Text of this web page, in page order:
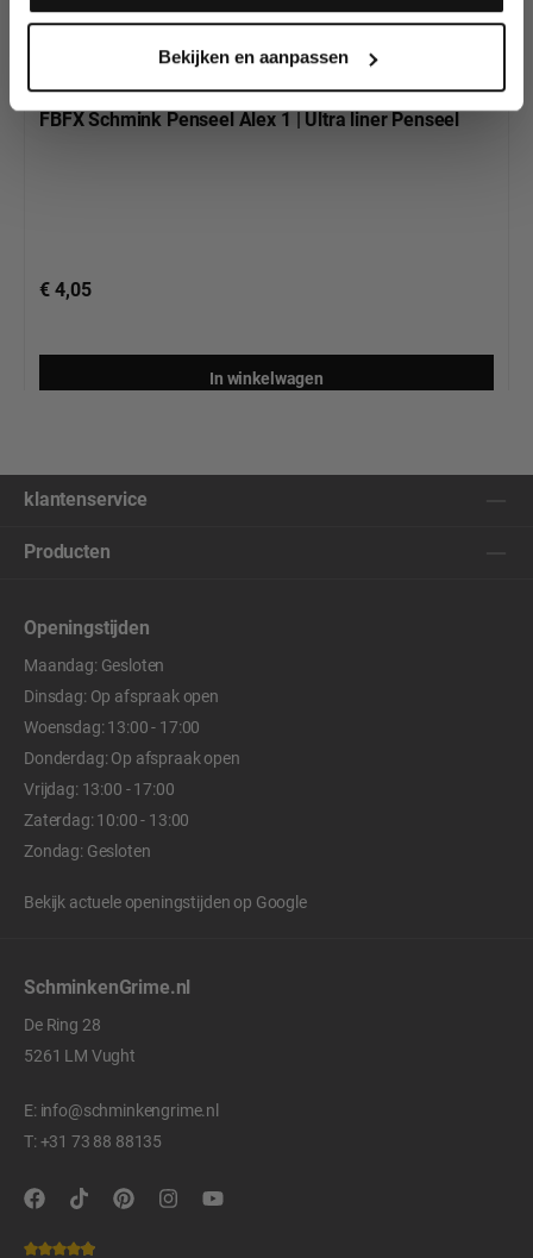
Bekijken en aanpassen
FBFX Schmink Penseel Alex 1 | Ultra liner Penseel
€ 4,05
In winkelwagen
klantenservice
Producten
Openingstijden
Maandag: Gesloten
Dinsdag: Op afspraak open
Woensdag: 13:00 - 17:00
Donderdag: Op afspraak open
Vrijdag: 13:00 - 17:00
Zaterdag: 10:00 - 13:00
Zondag: Gesloten
Bekijk actuele openingstijden op Google
SchminkenGrime.nl
De Ring 28
5261 LM Vught
E: info@schminkengrime.nl
T:+31 73 88 88135
Ja, ik meld me aan